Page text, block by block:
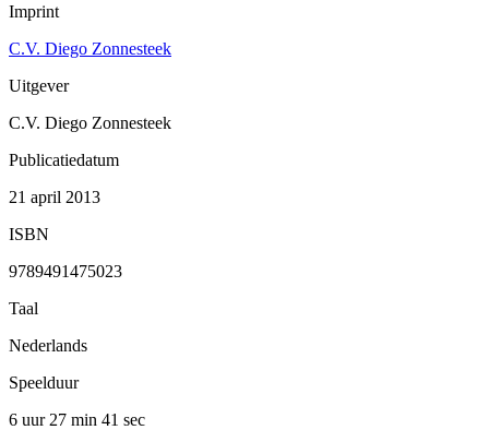
Imprint
C.V. Diego Zonnesteek
Uitgever
C.V. Diego Zonnesteek
Publicatiedatum
21 april 2013
ISBN
9789491475023
Taal
Nederlands
Speelduur
6 uur 27 min 41 sec